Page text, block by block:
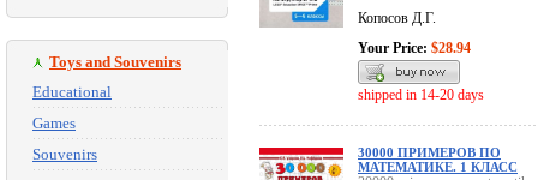
Toys and Souvenirs
Educational
Games
Souvenirs
Копосов Д.Г.
Your Price: $28.94
shipped in 14-20 days
30000 ПРИМЕРОВ ПО
МАТЕМАТИКЕ. 1 КЛАСС